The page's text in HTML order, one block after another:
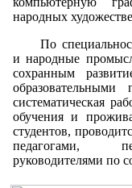
народных
По
и народные
сохранным
систематическая
обучения и
студентов,
педагогами,
руководителями по